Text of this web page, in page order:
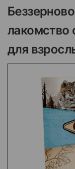
лакомство
для